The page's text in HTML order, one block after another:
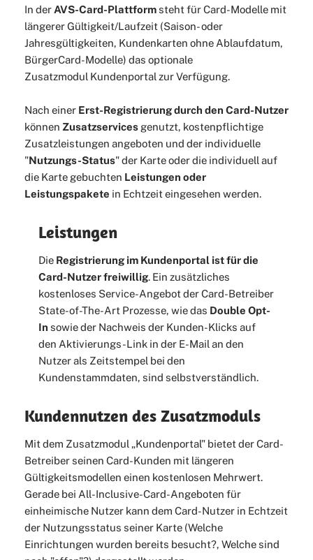
In der AVS-Card-Plattformsteht für Card-Modelle mit
längerer Gültigkeit/Laufzeit (Saison- oder
Jahresgültigkeiten, Kundenkarten ohne Ablaufdatum,
BürgerCard-Modelle) das optionale
Zusatzmodul Kundenportal zur Verfügung.
Nach einer Erst-Registrierung durch den Card-Nutzer
können Zusatzservices genutzt, kostenpflichtige
Zusatzleistungen angeboten und der individuelle
"Nutzungs-Status" der Karte oder die individuell auf
die Karte gebuchten Leistungen oder
Leistungspakete in Echtzeit eingesehen werden.
Leistungen
Die Registrierung im Kundenportal ist für die
Card-Nutzer freiwillig. Ein zusätzliches
kostenloses Service-Angebot der Card-Betreiber
State-of-The-Art Prozesse, wie das Double Opt-
In sowie der Nachweis der Kunden-Klicks auf
den Aktivierungs-Link in der E-Mail an den
Nutzer als Zeitstempel bei den
Kundenstammdaten, sind selbstverständlich.
Kundennutzen des Zusatzmoduls
Mit dem Zusatzmodul „Kundenportal" bietet der Card-
Betreiber seinen Card-Kunden mit längeren
Gültigkeitsmodellen einen kostenlosen Mehrwert.
Gerade bei All-Inclusive-Card-Angeboten für
einheimische Nutzer kann dem Card-Nutzer in Echtzeit
der Nutzungsstatus seiner Karte (Welche
Einrichtungen wurden bereits besucht?, Welche sind